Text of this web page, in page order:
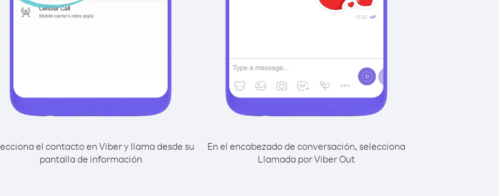
el contacto en Viber y llama desde su
pantalla de información
En el encabezado de conversación, selecciona
Llamada por Viber Out